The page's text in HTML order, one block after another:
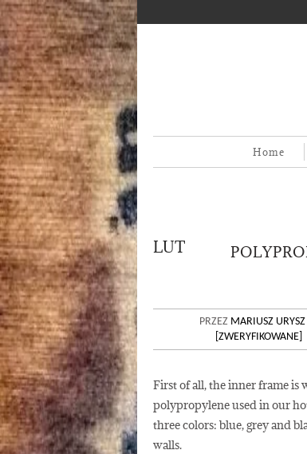
Home
LUT
PRZEZ MARIUSZ URYSZ
[ZWERYFIKOWANE]
First of all, the inner frame is
polypropylene used in our
three colors: blue, grey and
walls.